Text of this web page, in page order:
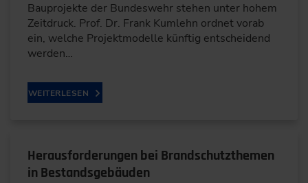
Bauprojekte der Bundeswehr stehen unter hohem
Zeitdruck. Prof. Dr. Frank Kumlehn ordnet vorab
ein, welche Projektmodelle künftig entscheidend
werden…
WEITERLESEN
Herausforderungen bei Brandschutzthemen
in Bestandsgebäuden